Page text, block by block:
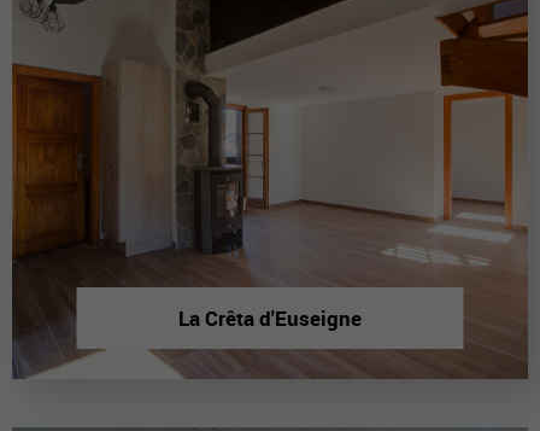
La Crêta d'Euseigne